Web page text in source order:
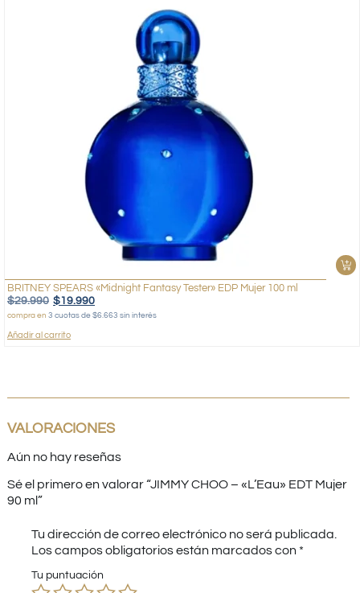
BRITNEY SPEARS «Midnight Fantasy Tester» EDP Mujer 100 ml
$29.990 $19.990
compra en 3 cuotas de $6.663 sin interés
Añadir al carrito
VALORACIONES
Aún no hay reseñas
Sé el primero en valorar “JIMMY CHOO – «L’Eau» EDT Mujer
90 ml”
Tu dirección de correo electrónico no será publicada.
Los campos obligatorios están marcados con *
Tu puntuación